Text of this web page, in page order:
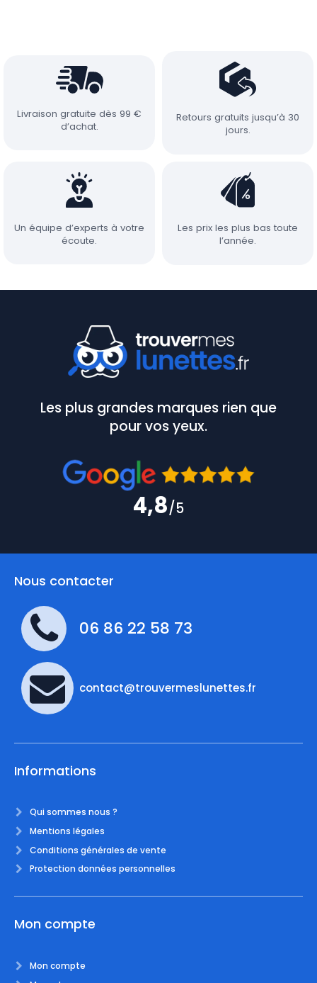
Livraison gratuite dès 99 €
d’achat.
Retours gratuits jusqu’à 30
jours.
Un équipe d’experts à votre
écoute.
Les prix les plus bas toute
l’année.
Les plus grandes marques rien que
pour vos yeux.
4,8/5
Nous contacter
06 86 22 58 73
contact@trouvermeslunettes.fr
Informations
Qui sommes nous ?
Mentions légales
Conditions générales de vente
Protection données personnelles
Mon compte
Mon compte